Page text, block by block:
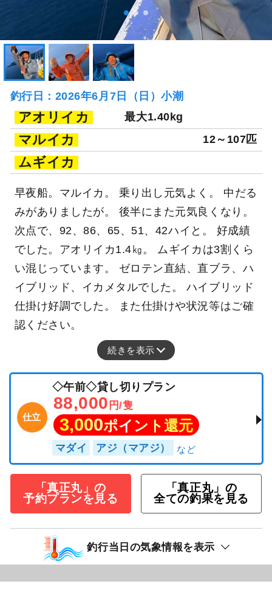
釣行日：2026年6月7日（日）小潮
アオリイカ 最大1.40kg
マルイカ 12～107匹
ムギイカ
早夜船。マルイカ。 乗り出し元気よく。 中だる
みがありましたが。 後半にまた元気良くなり。
次点で、92、86、65、51、42ハイと。 好成績
でした。アオリイカ1.4㎏。 ムギイカは3割くら
い混じっています。 ゼロテン直結、直ブラ、ハ
イブリッド、イカメタルでした。 ハイブリッド
仕掛け好調でした。 また仕掛けや状況等はご確
認ください。
続きを表示
仕立
◇午前◇貸し切りプラン
88,000 円/隻
3,000ポイント還元
マダイ アジ（マアジ）
「真正丸」の
予約プランを見る
「真正丸」の
全ての釣果を見る
釣行当日の気象情報を表示